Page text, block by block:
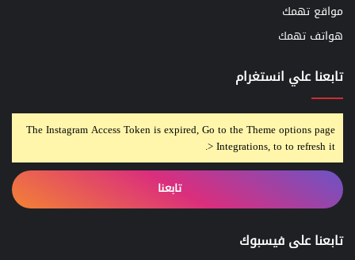
مواقع تهمك
هواتف تهمك
تابعنا علي انستغرام
The Instagram Access Token is expired, Go to the Theme options page
> Integrations, to to refresh it.
تابعنا
تابعنا على فيسبوك